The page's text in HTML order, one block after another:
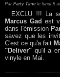
Par Party Time le lundi 8
EXCLU !!! La
Marcus Gad est
dans l'émission
savez que les
C'est ce qu'a fait
"Deliver" qu'il a
vinyle en Mai.